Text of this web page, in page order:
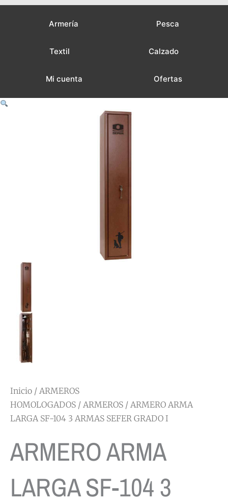
Armería Pesca
Textil Calzado
Mi cuenta Ofertas
Inicio / ARMEROS
HOMOLOGADOS / ARMEROS / ARMERO ARMA
LARGA SF-104 3 ARMAS SEFER GRADO I
ARMERO ARMA
LARGA SF-104 3